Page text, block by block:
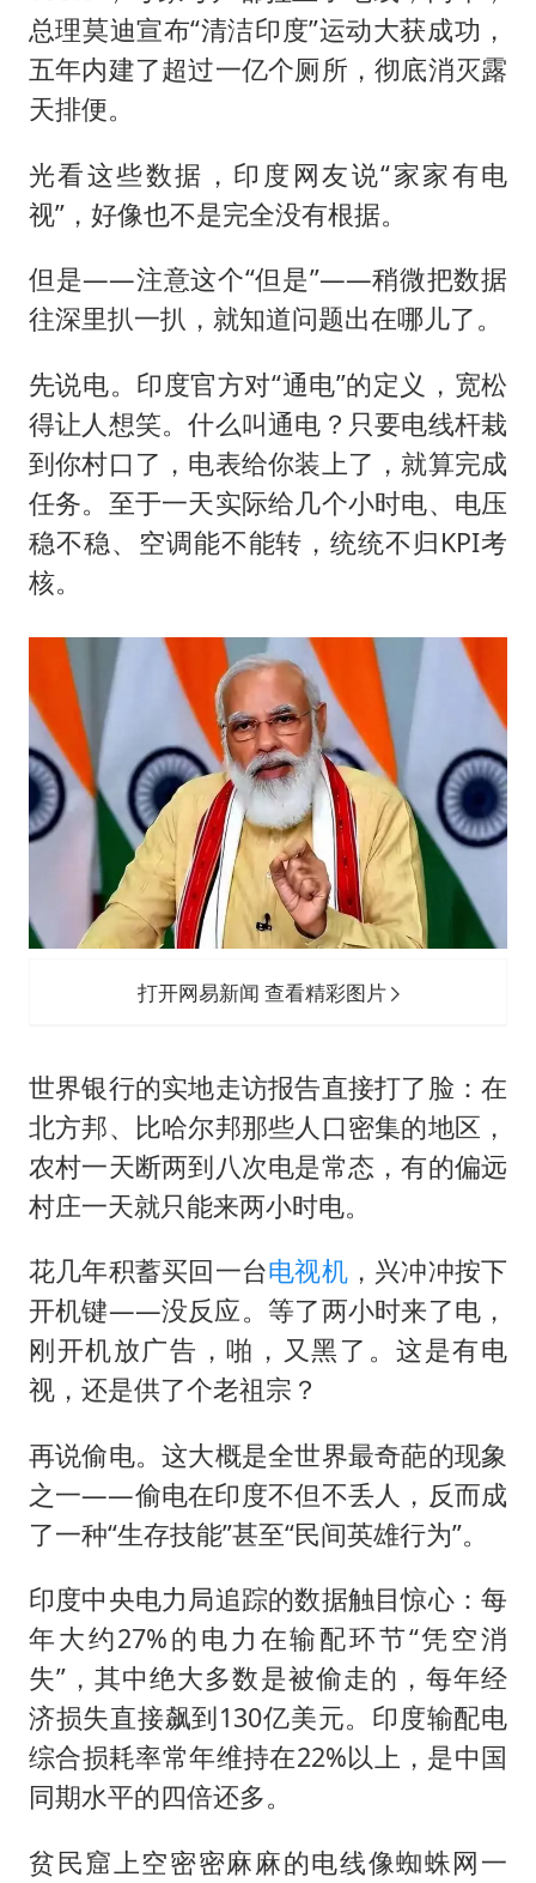
总理莫迪宣布“清洁印度”运动大获成功，
五年内建了超过一亿个厕所，彻底消灭露
天排便。
光看这些数据，印度网友说“家家有电
视”，好像也不是完全没有根据。
但是——注意这个“但是”——稍微把数据
往深里扒一扒，就知道问题出在哪儿了。
先说电。印度官方对“通电”的定义，宽松
得让人想笑。什么叫通电？只要电线杆栽
到你村口了，电表给你装上了，就算完成
任务。至于一天实际给几个小时电、电压
稳不稳、空调能不能转，统统不归KPI考
核。
打开网易新闻 查看精彩图片
世界银行的实地走访报告直接打了脸：在
北方邦、比哈尔邦那些人口密集的地区，
农村一天断两到八次电是常态，有的偏远
村庄一天就只能来两小时电。
花几年积蓄买回一台电视机，兴冲冲按下
开机键——没反应。等了两小时来了电，
刚开机放广告，啪，又黑了。这是有电
视，还是供了个老祖宗？
再说偷电。这大概是全世界最奇葩的现象
之一——偷电在印度不但不丢人，反而成
了一种“生存技能”甚至“民间英雄行为”。
印度中央电力局追踪的数据触目惊心：每
年大约27%的电力在输配环节“凭空消
失”，其中绝大多数是被偷走的，每年经
济损失直接飙到130亿美元。印度输配电
综合损耗率常年维持在22%以上，是中国
同期水平的四倍还多。
贫民窟上空密密麻麻的电线像蜘蛛网一